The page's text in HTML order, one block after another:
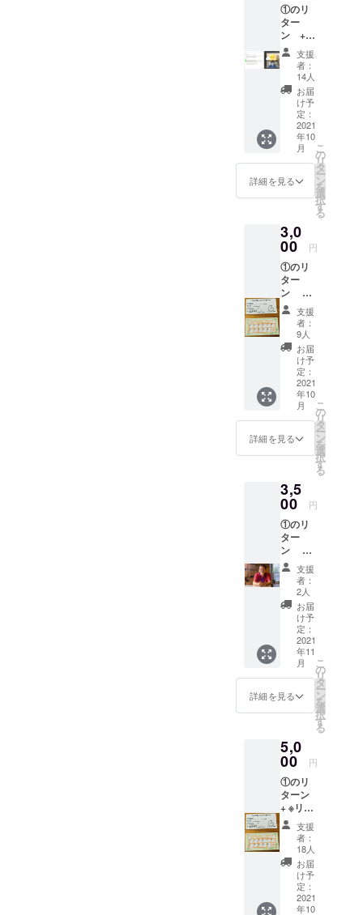
ファン
版のみ)
※ 購入
者以外
に譲渡/
委託可
能 備
考欄
に、実
際に使
用する
予定の
人の名
前をご
人、譲
渡の場
合) も
し、ご
自身で
使用す
る予定
がな
く、譲
渡を委
託する
場合
は”委託
希望”と
ご記入
い。
級～準1
級) ※購
入者以
外に譲
渡/委託
可能 (購
入・受
講共に
年齢は
不問) 対
策には
受験予
定級の
問題の
プリの
情報提
供、
メール
等によ
る質問
対応も
含む ・
英作文
の添削 (
最低3回
)：オン
ライン
でも施
設でも
可 ・2
次試験
区別な
し)のス
ピーキ
ング練
習(対面
or オン
ライン)
計40分
※有効期
限は
2022年
10月最
後の営
業日と
しま
考欄
に、受
ご記入
くださ
い。 譲
渡の場
合、実
際に利
用する
人の
メール
アドレ
スをご
記入く
ださ
①のリ
ター
ン + ※
リター
ン①に
含まれ
る返礼
のた
め、支
援時に
必ず備
考欄に
掲載ご
希望の
お名前
をご記
さい 1
時間の
オンラ
イン英
会話 / 面
接練習 /
相談 / 雑
券
※
購入者
以外に
譲渡可
能 事前
にどん
な活動
がした
要な教
材など
があれ
ばこち
らで準
備しま
す。 ※1
時間と
いう時
間制限
だけな
ので、
人数は
複数で
受けて
いただ
いても
加の場
合、連
絡は代
表者を
通じて
やりと
り ※ オ
ンライ
ンの活
動につ
いて
は、パ
ソコン
支援
者：
14人
お届
け予
定：
2021
年10
月
詳細を見る
こ
の
リ
タ
ー
ン
を
選
択
す
る
3,0
00 円
①のリ
ター
ン ※
リター
ン①に
含まれ
る返礼
のた
め、支
援時に
必ず備
考欄に
掲載ご
希望の
お名前
をご記
さい +
以下の
いずれ
か (ⅰ)
『学生1
カ月フ
リーパ
ス (使用
開始日
から1カ
月)』
(ⅱ)『学
生計30
時間分
回数券
(クラウ
ドファ
フリー
パスの
場合、
使用日
から1カ
月
有効期
限は
2022年
10月最
後の営
業日ま
で ※ 購
支援
者：
9人
お届
け予
定：
2021
年10
月
詳細を見る
こ
の
リ
タ
ー
ン
を
選
択
す
る
3,5
00 円
①のリ
ター
ン ※
リター
ン①に
含まれ
る返礼
のた
め、支
援時に
必ず備
考欄に
掲載ご
希望の
お名前
をご記
さい
+ 1時
間、原
田と対
面でお
話会 (参
加人数
は問わ
ず) 何の
お話で
も大丈
夫です
笑
支援
者：
2人
お届
け予
定：
2021
年11
月
詳細を見る
こ
の
リ
タ
ー
ン
を
選
択
す
る
5,0
00 円
①のリ
ターン
+ ※リ
ターン
①に含
まれる
返礼の
ため、
支援時
に必ず
備考欄
支援
者：
18人
お届
け予
定：
2021
年10